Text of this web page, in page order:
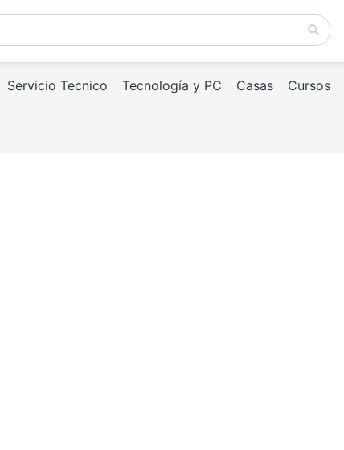
Servicio Tecnico Tecnología y PC Casas Cursos